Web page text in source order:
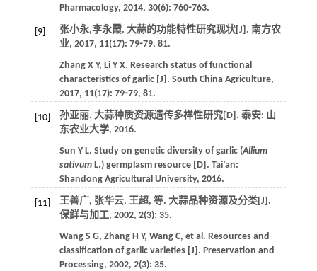
Pharmacology, 2014, 30(6): 760⁃763.
[9] 张小永,李永霞. 大蒜的功能特性研究现状[J]. 南方农
业, 2017, 11(17): 79⁃79, 81.
Zhang X Y, Li Y X. Research status of functional
characteristics of garlic [J]. South China Agriculture,
2017, 11(17): 79⁃79, 81.
[10]
孙亚丽. 大蒜种质资源遗传多样性研究[D]. 泰安: 山
东农业大学, 2016.
Sun Y L. Study on genetic diversity of garlic (Allium
sativumL.) germplasm resource [D]. Tai’an:
Shandong Agricultural University, 2016.
[11] 王善广, 张华云, 王超, 等. 大蒜品种资源及分类[J].
保鲜与加工, 2002, 2(3): 35.
Wang S G, Zhang H Y, Wang C, et al. Resources and
classification of garlic varieties [J]. Preservation and
Processing, 2002, 2(3): 35.